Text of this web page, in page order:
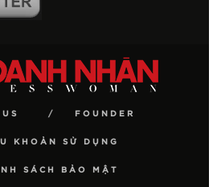
FOUNDER
KHOẢN SỬ DỤNG
SÁCH BẢO MẬT